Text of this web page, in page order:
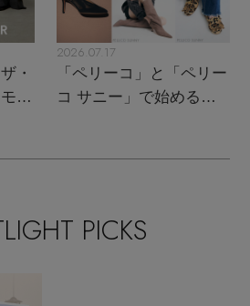
・
ダ
2026.07.17
「ペリーコ」と「ペリー
コ サニー」で始める秋
PICKS